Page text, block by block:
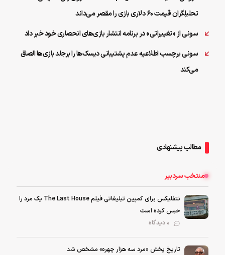
تحلیلگران قیمت ۶۰ دلاری بازی را مقصر می‌داند
سونی از «تغییراتی» در برنامه انتشار بازی‌های انحصاری خود خبر داد
سونی برچسب اطلاعیه عدم پشتیبانی دیسک‌ها را برجلد بازی‌ها الصاق
می‌کند
مطالب پیشنهادی
منتخب سردبیر
نتفلیکس برای کمپین تبلیغاتی فیلم The Last House یک مرد را
حبس کرده است
تاریخ پخش «مرد سه هزار چهره» مشخص شد